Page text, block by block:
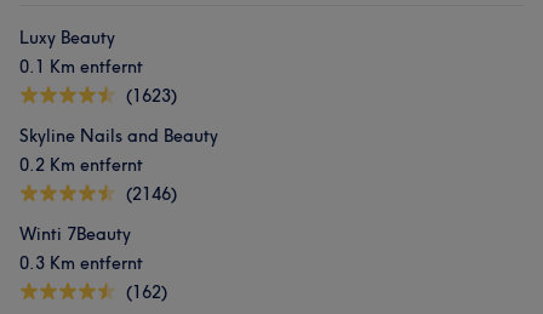
Luxy Beauty
0.1 Km entfernt
(1623)
Skyline Nails and Beauty
0.2 Km entfernt
(2146)
Winti 7Beauty
0.3 Km entfernt
(162)